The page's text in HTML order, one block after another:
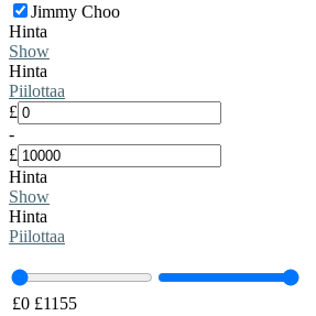
Jimmy Choo
Hinta
Show
Hinta
Piilottaa
£
-
£
Hinta
Show
Hinta
Piilottaa
£0 £1155